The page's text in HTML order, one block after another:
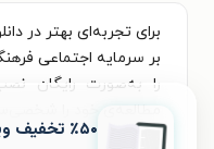
برای تجربه‌ای بهتر در
بر سرمایه اجتماعی
را به‌صورت رایگان
مطالعه‌ی خود را
کتاب‌ها را همیشه و
٪۵۰ تخفیف ویژۀ اولین خرید